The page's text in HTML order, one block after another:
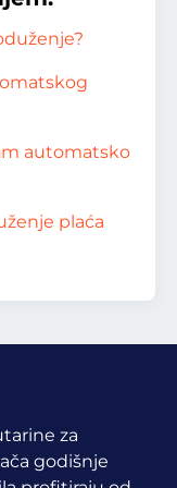
automatsko
plaća
za
godišnje